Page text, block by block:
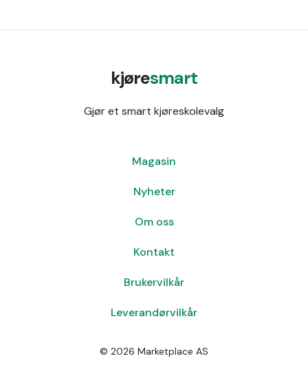
kjøresmart
Gjør et smart kjøreskolevalg
Magasin
Nyheter
Om oss
Kontakt
Brukervilkår
Leverandørvilkår
© 2026 Marketplace AS